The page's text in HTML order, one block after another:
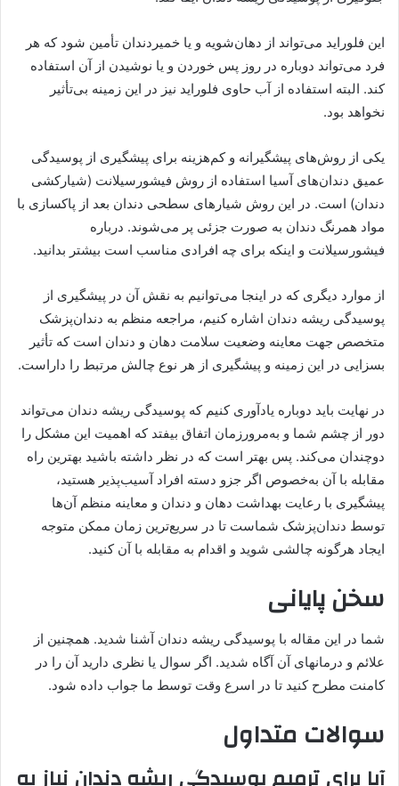
این فلوراید می‌تواند از دهان‌شویه و یا خمیردندان تأمین شود که هر
فرد می‌تواند دوباره در روز پس خوردن و یا نوشیدن از آن استفاده
کند. البته استفاده از آب حاوی فلوراید نیز در این زمینه بی‌تأثیر
نخواهد بود.
یکی از روش‌های پیشگیرانه و کم‌هزینه برای پیشگیری از پوسیدگی
عمیق دندان‌های آسیا استفاده از روش فیشورسیلانت (شیارکشی
دندان) است. در این روش شیارهای سطحی دندان بعد از پاکسازی با
مواد همرنگ دندان به صورت جزئی پر می‌شوند. درباره
فیشورسیلانت و اینکه برای چه افرادی مناسب است بیشتر بدانید.
از موارد دیگری که در اینجا می‌توانیم به نقش آن در پیشگیری از
پوسیدگی ریشه دندان اشاره کنیم، مراجعه منظم به دندان‌پزشک
متخصص جهت معاینه وضعیت سلامت دهان و دندان است که تأثیر
بسزایی در این زمینه و پیشگیری از هر نوع چالش مرتبط را داراست.
در نهایت باید دوباره یادآوری کنیم که پوسیدگی ریشه دندان می‌تواند
دور از چشم شما و به‌مرورزمان اتفاق بیفتد که اهمیت این مشکل را
دوچندان می‌کند. پس بهتر است که در نظر داشته باشید بهترین راه
مقابله با آن به‌خصوص اگر جزو دسته افراد آسیب‌پذیر هستید،
پیشگیری با رعایت بهداشت دهان و دندان و معاینه منظم آن‌ها
توسط دندان‌پزشک شماست تا در سریع‌ترین زمان ممکن متوجه
ایجاد هرگونه چالشی شوید و اقدام به مقابله با آن کنید.
سخن پایانی
شما در این مقاله با پوسیدگی ریشه دندان آشنا شدید. همچنین از
علائم و درمانهای آن آگاه شدید. اگر سوال یا نظری دارید آن را در
کامنت مطرح کنید تا در اسرع وقت توسط ما جواب داده شود.
سوالات متداول